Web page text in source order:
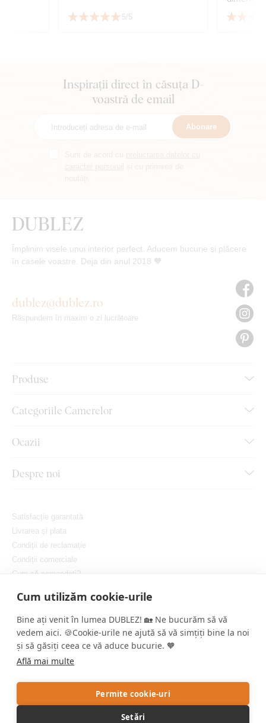
Cum utilizăm cookie-urile
Bine ați venit în lumea DUBLEZ! 🏡 Ne bucurăm să vă
vedem aici. 🍪Cookie-urile ne ajută să vă simțiți bine la noi
și să găsiți ceea ce vă aduce bucurie. 🧡
Află mai multe
Permite cookie-uri
Setări
5/5
de
Inspirații direct în căsuța D-
voastră de email
Abonare
Împlinim visele unui interior perfect. Aducem bucurie și plăcere
în casele voastre. Deja din anul 2018 🧡
Produse
Categoriile Camerelor
Ocazii
Despre noi
dublez@dublez.ro
Răspundem în maxim o zi lucrătoare
Satisfacție garantată
Livrarea și plata
Condiții de reclamație
Condiții comerciale
Cum să comandați?
Setați cookie-urile
Copyright © DUBLEZ 2026 | Toate drepturile rezervate
Crearea magazinelor online performante de către